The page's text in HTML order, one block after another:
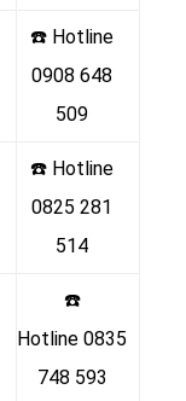
☎️ Hotline
0908 648
509
☎️ Hotline
0825 281
514
☎️
Hotline 0835
748 593